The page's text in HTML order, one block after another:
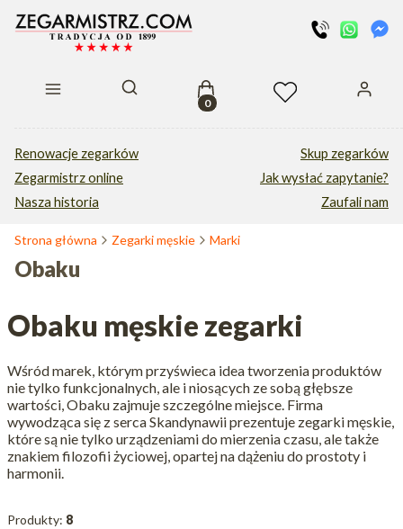
Otwórz wyszukiwarkęProdukty w koszyku: 0. Zobacz
Renowacje zegarków
Zegarmistrz online
Nasza historia
Skup zegarków
Jak wysłać zapytanie?
Zaufali nam
Strona główna Zegarki męskie Marki
Obaku
Obaku męskie zegarki
Wśród marek, którym przyświeca idea tworzenia produktów
nie tylko funkcjonalnych, ale i niosących ze sobą głębsze
wartości, Obaku zajmuje szczególne miejsce. Firma
wywodząca się z serca Skandynawii prezentuje zegarki męskie,
które są nie tylko urządzeniami do mierzenia czasu, ale także
znakiem filozofii życiowej, opartej na dążeniu do prostoty i
harmonii.
Produkty: 8